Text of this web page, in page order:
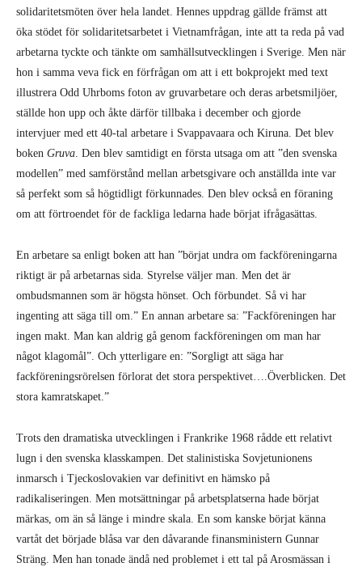
solidaritetsmöten över hela landet. Hennes uppdrag gällde främst att
öka stödet för solidaritetsarbetet i Vietnamfrågan, inte att ta reda på vad
arbetarna tyckte och tänkte om samhällsutvecklingen i Sverige. Men när
hon i samma veva fick en förfrågan om att i ett bokprojekt med text
illustrera Odd Uhrboms foton av gruvarbetare och deras arbetsmiljöer,
ställde hon upp och åkte därför tillbaka i december och gjorde
intervjuer med ett 40-tal arbetare i Svappavaara och Kiruna. Det blev
boken Gruva . Den blev samtidigt en första utsaga om att ”den svenska
modellen” med samförstånd mellan arbetsgivare och anställda inte var
så perfekt som så högtidligt förkunnades. Den blev också en föraning
om att förtroendet för de fackliga ledarna hade börjat ifrågasättas.
En arbetare sa enligt boken att han ”börjat undra om fackföreningarna
riktigt är på arbetarnas sida. Styrelse väljer man. Men det är
ombudsmannen som är högsta hönset. Och förbundet. Så vi har
ingenting att säga till om.” En annan arbetare sa: ”Fackföreningen har
ingen makt. Man kan aldrig gå genom fackföreningen om man har
något klagomål”. Och ytterligare en: ”Sorgligt att säga har
fackföreningsrörelsen förlorat det stora perspektivet….Överblicken. Det
stora kamratskapet.”
Trots den dramatiska utvecklingen i Frankrike 1968 rådde ett relativt
lugn i den svenska klasskampen. Det stalinistiska Sovjetunionens
inmarsch i Tjeckoslovakien var definitivt en hämsko på
radikaliseringen. Men motsättningar på arbetsplatserna hade börjat
märkas, om än så länge i mindre skala. En som kanske börjat känna
vartåt det började blåsa var den dåvarande finansministern Gunnar
Sträng. Men han tonade ändå ned problemet i ett tal på Arosmässan i